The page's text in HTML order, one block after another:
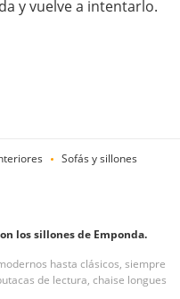
y vuelve a intentarlo.
Sofás y sillones
los sillones de Emponda.
hasta clásicos, siempre
de lectura, chaise longues